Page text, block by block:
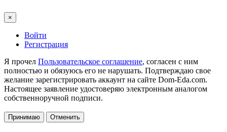
×
Войти
Регистрация
Я прочел Пользовательское соглашение, согласен с ним
полностью и обязуюсь его не нарушать. Подтверждаю свое
желание зарегистрировать аккаунт на сайте Dom-Eda.com.
Настоящее заявление удостоверяю электронным аналогом
собственноручной подписи.
Принимаю Отменить